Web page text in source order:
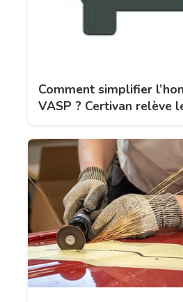
Comment simplifier
VASP ? Certivan relève